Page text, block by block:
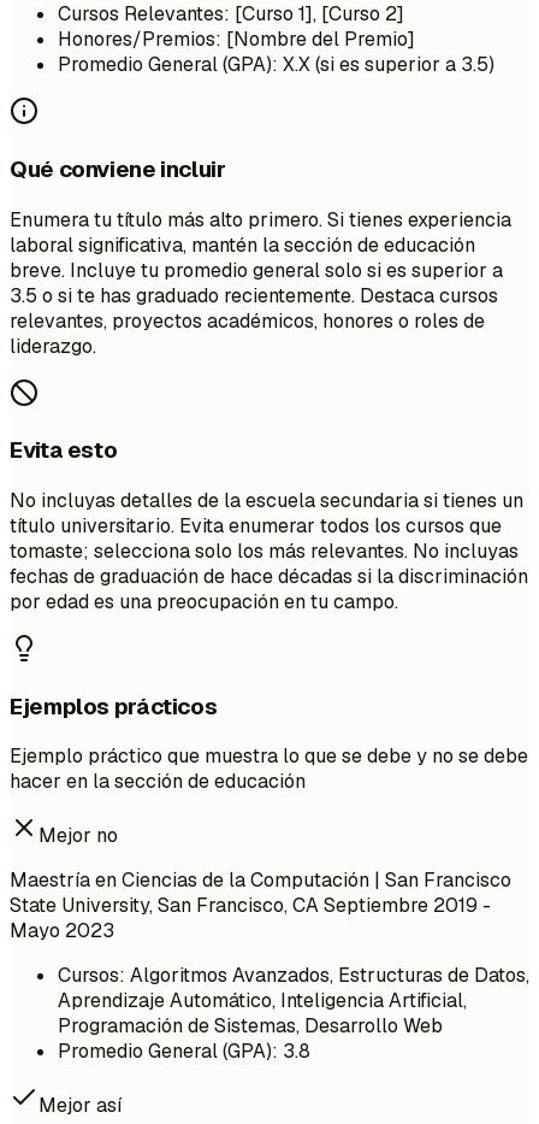
Cursos Relevantes: [Curso 1], [Curso 2]
Honores/Premios: [Nombre del Premio]
Promedio General (GPA): X.X (si es superior a 3.5)
Qué conviene incluir
Enumera tu título más alto primero. Si tienes experiencia
laboral significativa, mantén la sección de educación
breve. Incluye tu promedio general solo si es superior a
3.5 o si te has graduado recientemente. Destaca cursos
relevantes, proyectos académicos, honores o roles de
liderazgo.
Evita esto
No incluyas detalles de la escuela secundaria si tienes un
título universitario. Evita enumerar todos los cursos que
tomaste; selecciona solo los más relevantes. No incluyas
fechas de graduación de hace décadas si la discriminación
por edad es una preocupación en tu campo.
Ejemplos prácticos
Ejemplo práctico que muestra lo que se debe y no se debe
hacer en la sección de educación
Mejor no
Maestría en Ciencias de la Computación | San Francisco
State University, San Francisco, CASeptiembre 2019 -
Mayo 2023
Cursos: Algoritmos Avanzados, Estructuras de Datos,
Aprendizaje Automático, Inteligencia Artificial,
Programación de Sistemas, Desarrollo Web
Promedio General (GPA): 3.8
Mejor así